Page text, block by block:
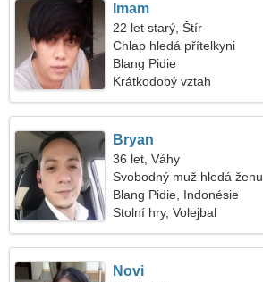
Imam
22 let starý, Štír
Chlap hledá přítelkyni
Blang Pidie
Krátkodobý vztah
Bryan
36 let, Váhy
Svobodný muž hledá ženu
Blang Pidie, Indonésie
Stolní hry, Volejbal
Novi